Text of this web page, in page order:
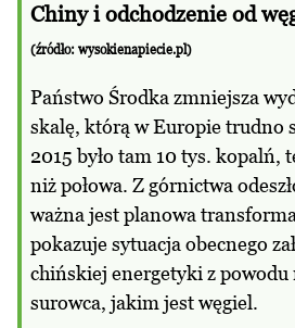
Chiny i odchodzenie od
(źródło: wysokienapiecie.pl)
Państwo Środka zmniejsza
skalę, którą w Europie trudno
2015 było tam 10 tys. kopalń,
niż połowa. Z górnictwa
ważna jest planowa
pokazuje sytuacja obecnego
chińskiej energetyki z powodu
surowca, jakim jest węgiel.